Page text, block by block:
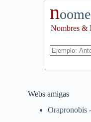
n
Nombres &
Webs amigas
Orapronobis